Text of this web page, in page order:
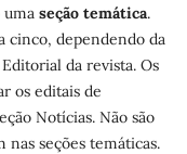
uma seção temática.
cinco, dependendo da
da revista. Os
os editais de
Notícias. Não são
nas seções temáticas.